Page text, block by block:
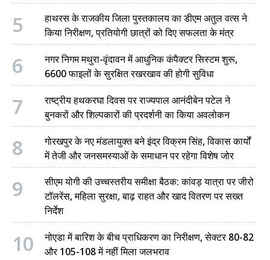
5
हाथरस के राजकीय जिला पुस्तकालय का डीएम अतुल वत्स ने
किया निरीक्षण, प्रतियोगी छात्रों को दिए सफलता के मंत्र
6
नगर निगम मथुरा-वृंदावन में आधुनिक कंपैक्टर सिस्टम शुरू,
6600 फाइलों के सुरक्षित रखरखाव की होगी सुविधा
7
राष्ट्रीय हथकरघा दिवस पर राज्यपाल आनंदीबेन पटेल ने
बुनकरों और शिल्पकारों की प्रदर्शनी का किया अवलोकन
8
गोरखपुर के नए मंडलायुक्त बने इंद्र विक्रम सिंह, विकास कार्यों
में तेजी और जनसमस्याओं के समाधान पर रहेगा विशेष जोर
9
सीएम योगी की उच्चस्तरीय समीक्षा बैठक: कांवड़ यात्रा पर जीरो
टॉलरेंस, महिला सुरक्षा, बाढ़ राहत और खाद वितरण पर सख्त
निर्देश
10
नोएडा में बारिश के बीच प्राधिकरण का निरीक्षण, सेक्टर 80-82
और 105-108 में नहीं मिला जलभराव